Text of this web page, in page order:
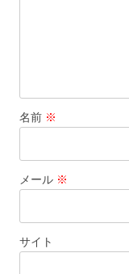
名前 ※
メール ※
サイト